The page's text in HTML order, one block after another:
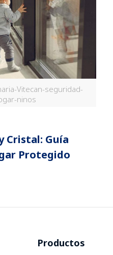
Vitecan-seguridad-
ninos
Cristal: Guía
Protegido
Productos